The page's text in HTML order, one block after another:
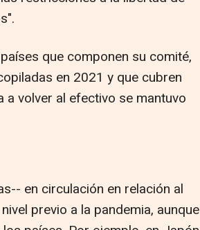
que componen su comité,
en 2021 y que cubren
a volver al efectivo se mantuvo
en circulación en relación al
previo a la pandemia, aunque